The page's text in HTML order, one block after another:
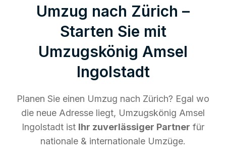
Umzug nach Zürich –
Starten Sie mit
Umzugskönig Amsel
Ingolstadt
Planen Sie einen Umzug nach Zürich? Egal wo
die neue Adresse liegt, Umzugskönig Amsel
Ingolstadt ist Ihr zuverlässiger Partner für
nationale & internationale Umzüge.